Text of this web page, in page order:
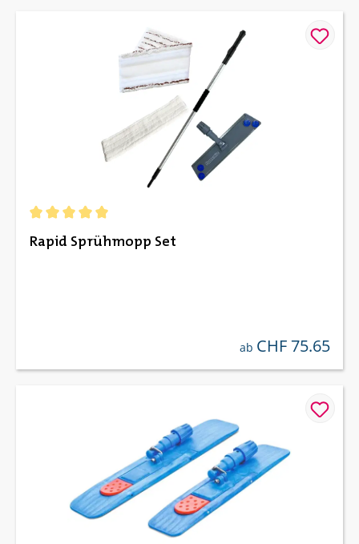
Rapid Sprühmopp Set
regulärer preis:
ab CHF 75.65